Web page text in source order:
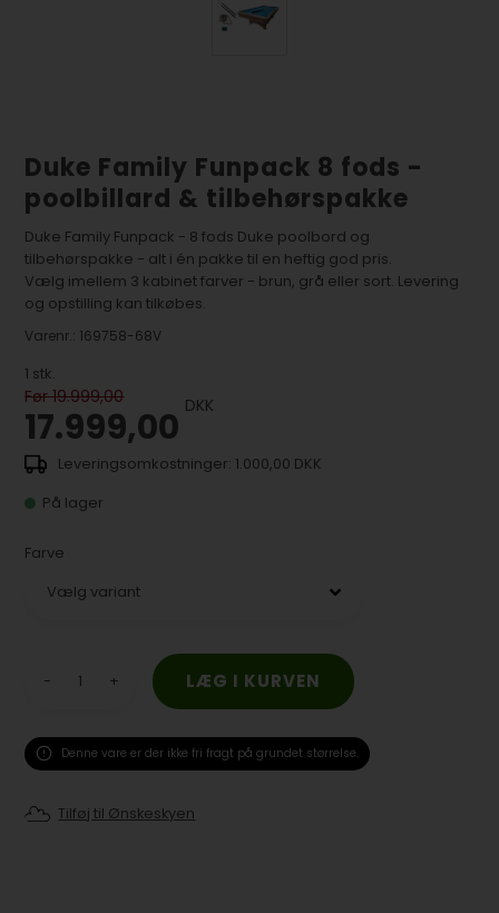
Duke Family Funpack 8 fods -
poolbillard & tilbehørspakke
Duke Family Funpack - 8 fods Duke poolbord og
tilbehørspakke - alt i én pakke til en heftig god pris.
Vælg imellem 3 kabinet farver - brun, grå eller sort. Levering
og opstilling kan tilkøbes.
Varenr.: 169758-68V
1 stk.
Før 19.999,00
17.999,00 DKK
1.000,00 DKK
På lager
Farve
- +
Denne vare er der ikke fri fragt på grundet størrelse.
Tilføj til Ønskeskyen